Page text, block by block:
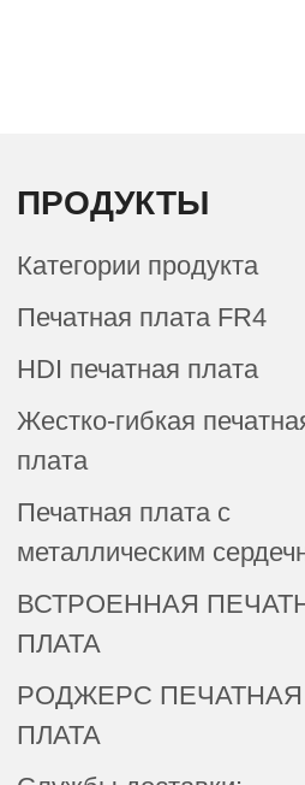
ПРОДУКТЫ
Категории продукта
Печатная плата FR4
HDI печатная плата
Жестко-гибкая
плата
Печатная плата с
металлическим
ВСТРОЕННАЯ
ПЛАТА
РОДЖЕРС ПЕЧАТНАЯ
ПЛАТА